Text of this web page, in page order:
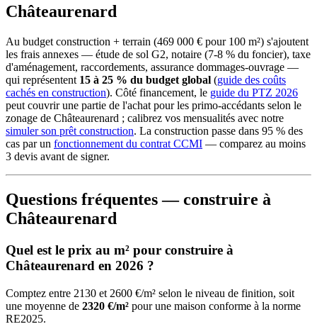
Châteaurenard
Au budget construction + terrain (469 000 € pour 100 m²) s'ajoutent
les frais annexes — étude de sol G2, notaire (7-8 % du foncier), taxe
d'aménagement, raccordements, assurance dommages-ouvrage —
qui représentent 15 à 25 % du budget global (guide des coûts
cachés en construction). Côté financement, le guide du PTZ 2026
peut couvrir une partie de l'achat pour les primo-accédants selon le
zonage de Châteaurenard ; calibrez vos mensualités avec notre
simuler son prêt construction. La construction passe dans 95 % des
cas par un fonctionnement du contrat CCMI — comparez au moins
3 devis avant de signer.
Questions fréquentes — construire à
Châteaurenard
Quel est le prix au m² pour construire à
Châteaurenard en 2026 ?
Comptez entre 2130 et 2600 €/m² selon le niveau de finition, soit
une moyenne de 2320 €/m² pour une maison conforme à la norme
RE2025.